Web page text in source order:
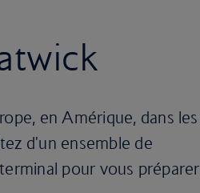
en Amérique, dans les
d'un ensemble de
pour vous préparer